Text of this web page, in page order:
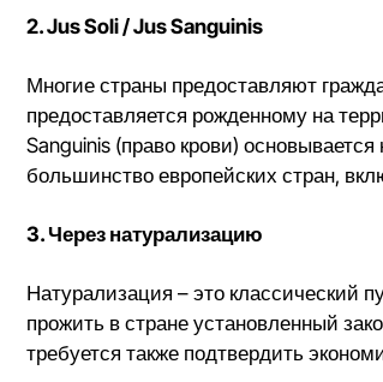
2. Jus Soli / Jus Sanguinis
Многие страны предоставляют
предоставляется рожденному на
Sanguinis (право крови)
большинство европейских стран,
3. Через натурализацию
Натурализация – это классический
прожить в стране установленный
требуется также подтвердить